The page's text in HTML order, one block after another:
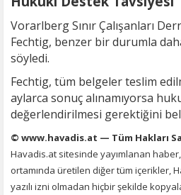
Vorarlberg Sınır Çalışanları
Fechtig, benzer bir durumla
söyledi.
Fechtig, tüm belgeler teslim
aylarca sonuç alınamıyorsa
değerlendirilmesi gerektiğini
© www.havadis.at — Tüm Hakları
Havadis.at sitesinde yayımlanan
ortamında üretilen diğer tüm içerikler,
yazılı izni olmadan hiçbir şekilde